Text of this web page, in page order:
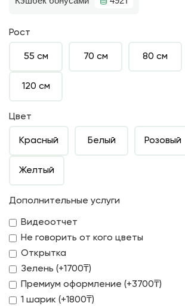
Рост
55 см 70 см 80 см
120 см
Цвет
Красный Белый Розовый
Желтый
Дополнительные услуги
Видеоотчет
Не говорить от кого цветы
Открытка
Зелень (+1700₸)
Премиум оформление (+3700₸)
1 шарик (+1800₸)